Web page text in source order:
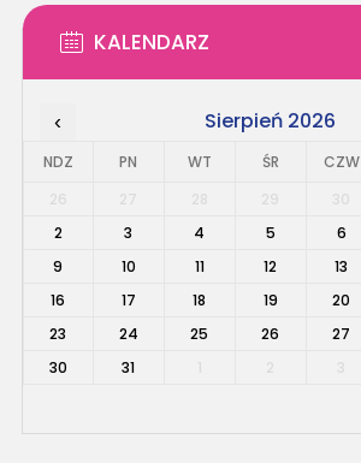
KALENDARZ
‹ Sierpień 2026
NDZ PN WT ŚR CZW
2
3 4 5 6
9
10 11 12 13
16
17 18 19 20
23
24 25 26 27
30
31